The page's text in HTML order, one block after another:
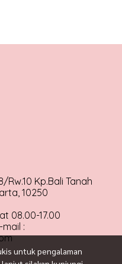
untuk pengalaman
Rw.10 Kp.Bali Tanah
10250
08.00-17.00
mail :